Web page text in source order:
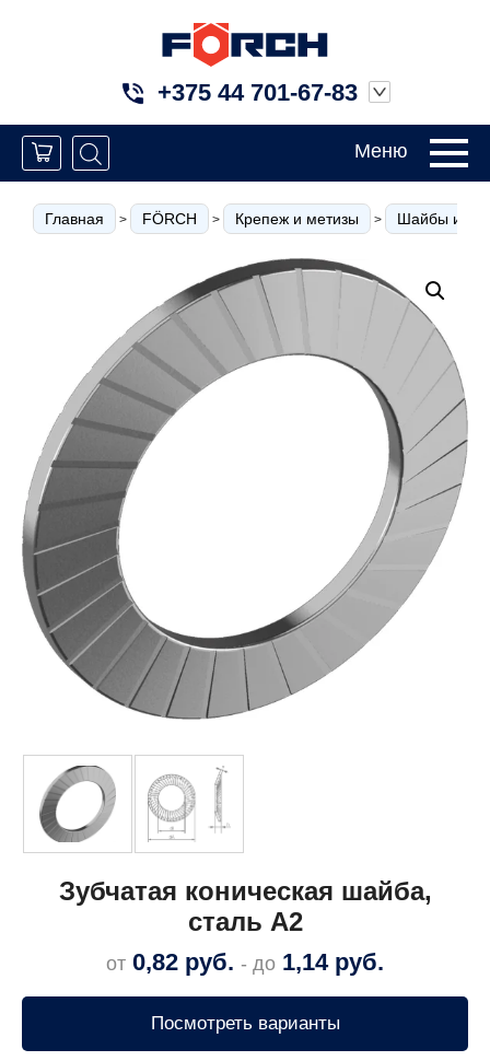
+375 44 701-67-83
Меню
Главная > FÖRCH > Крепеж и метизы > Шайбы и
Зубчатая коническая шайба,
сталь A2
от 0,82 руб. - до 1,14 руб.
Посмотреть варианты